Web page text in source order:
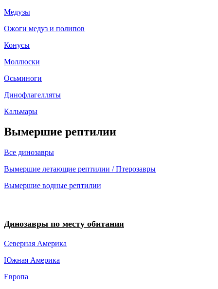
Медузы
Ожоги медуз и полипов
Конусы
Моллюски
Осьминоги
Динофлагелляты
Кальмары
Вымершие рептилии
Все динозавры
Вымершие летающие рептилии / Птерозавры
Вымершие водные рептилии
Динозавры по месту обитания
Северная Америка
Южная Америка
Европа